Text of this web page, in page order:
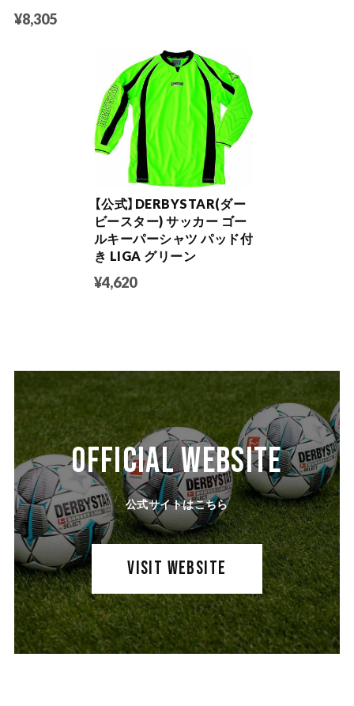
¥8,305
【公式】DERBYSTAR(ダー
ビースター) サッカー ゴー
ルキーパーシャツ パッド付
き LIGA グリーン
¥4,620
OFFICIAL WEBSITE
公式サイトはこちら
VISIT WEBSITE